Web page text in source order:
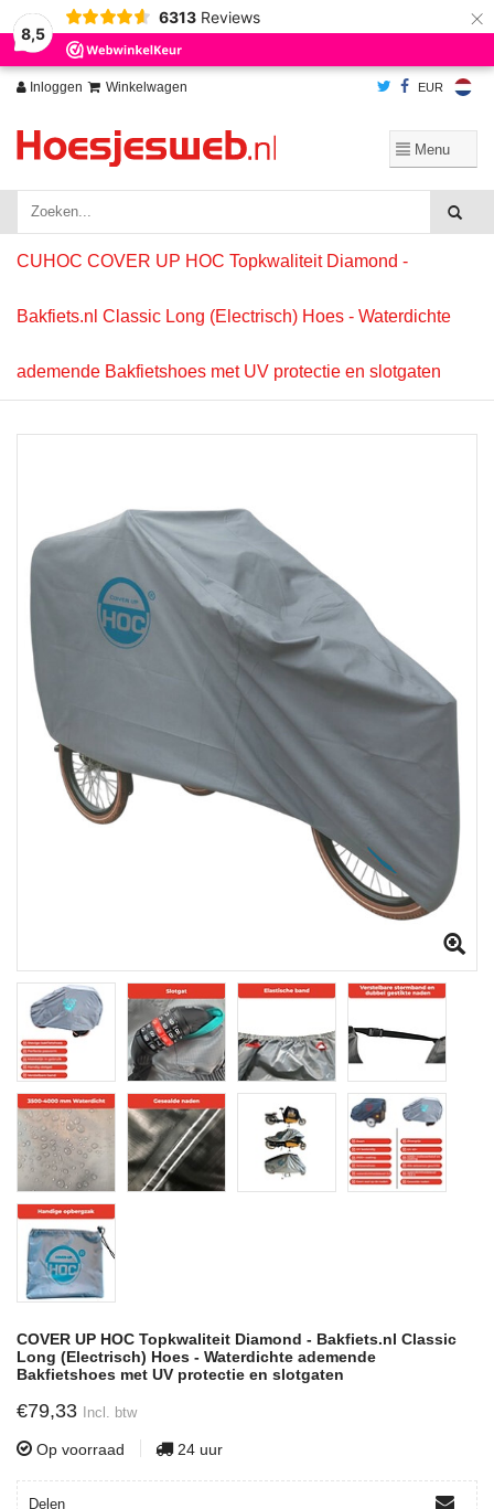
8,5
6313 Reviews ×
Inloggen Winkelwagen EUR
CUHOC COVER UP HOC Topkwaliteit Diamond -
Bakfiets.nl Classic Long (Electrisch) Hoes - Waterdichte
ademende Bakfietshoes met UV protectie en slotgaten
COVER UP HOC Topkwaliteit Diamond - Bakfiets.nl Classic
Long (Electrisch) Hoes - Waterdichte ademende
Bakfietshoes met UV protectie en slotgaten
€79,33 Incl. btw
Op voorraad 24 uur
Delen
Wij slaan cookies op om onze website te verbeteren. Is dat akkoord?
Ja
Nee